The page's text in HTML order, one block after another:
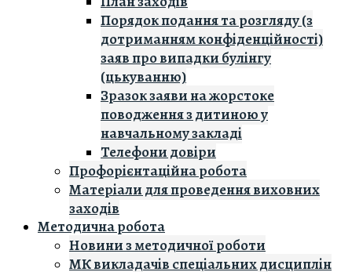
Порядок подання та розгляду (з
дотриманням конфіденційності)
заяв про випадки булінгу
(цькуванню)
Зразок заяви на жорстоке
поводження з дитиною у
навчальному закладі
Телефони довіри
Профорієнтаційна робота
Матеріали для проведення виховних
заходів
Методична робота
Новини з методичної роботи
МК викладачів спеціальних дисциплін